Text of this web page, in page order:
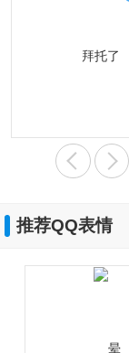
推荐QQ表情